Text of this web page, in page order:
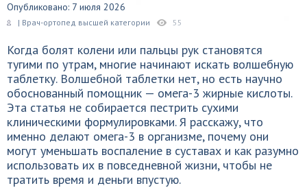
Опубликовано: 7 июля 2026
| Врач-ортопед высшей категории 55
Когда болят колени или пальцы рук становятся
тугими по утрам, многие начинают искать волшебную
таблетку. Волшебной таблетки нет, но есть научно
обоснованный помощник — омега-3 жирные кислоты.
Эта статья не собирается пестрить сухими
клиническими формулировками. Я расскажу, что
именно делают омега-3 в организме, почему они
могут уменьшать воспаление в суставах и как разумно
использовать их в повседневной жизни, чтобы не
тратить время и деньги впустую.